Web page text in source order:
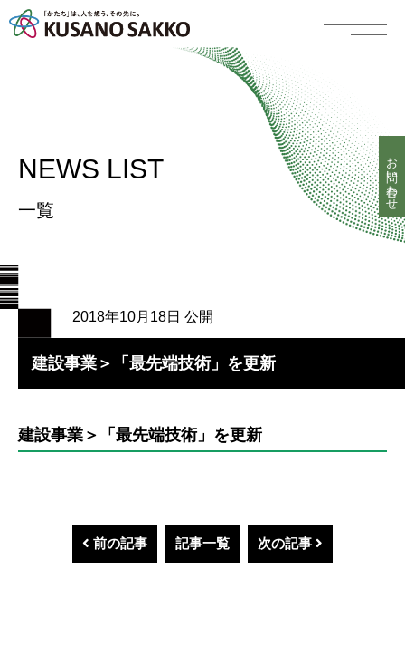
NEWS LIST
一覧
2018年10月18日 公開
建設事業＞「最先端技術」を更新
建設事業＞「最先端技術」を更新
前の記事 記事一覧 次の記事
お問い合わせ